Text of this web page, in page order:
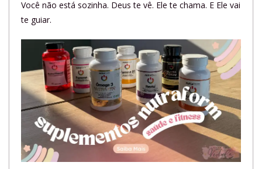
Você não está sozinha. Deus te vê. Ele te chama. E Ele vai
te guiar.